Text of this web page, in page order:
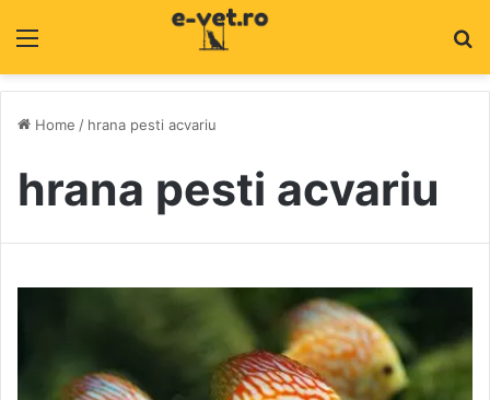
Home / hrana pesti acvariu
hrana pesti acvariu